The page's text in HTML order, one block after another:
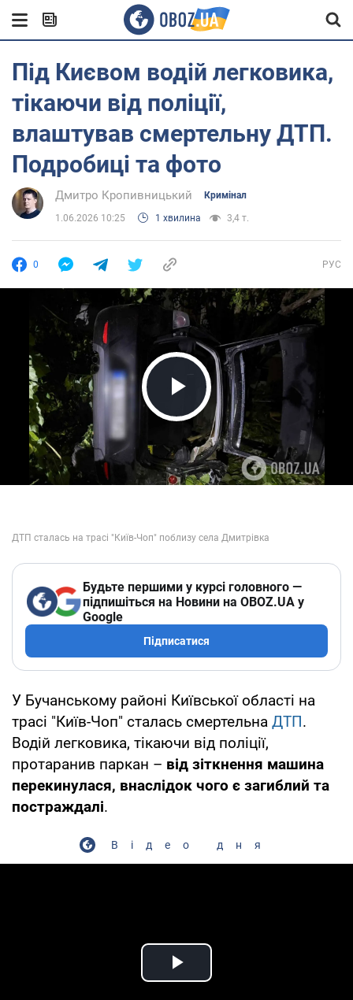
Під Києвом водій легковика,
тікаючи від поліції,
влаштував смертельну ДТП.
Подробиці та фото
Дмитро Кропивницький Кримінал
1.06.2026 10:25 1 хвилина 3,4 т.
0 РУС
Play Video
Будьте першими у курсі головного —
підпишіться на Новини на OBOZ.UA у
Google
Підписатися
У Бучанському районі Київської області на
трасі "Київ-Чоп" сталась смертельна ДТП.
Водій легковика, тікаючи від поліції,
протаранив паркан – від зіткнення машина
перекинулася, внаслідок чого є загиблий та
постраждалі.
Відео дня
Play Video